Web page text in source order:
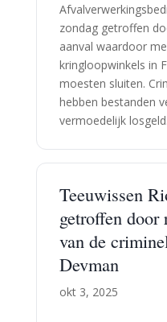
zondag getroffen
aanval waardoor
kringloopwinkels in
moesten sluiten.
hebben bestanden
vermoedelijk
Teeuwissen
getroffen door
van de
Devman
okt 3, 2025